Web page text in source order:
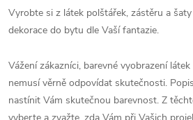
Vyrobte si z látek polštářek, zástěru a
dekorace do bytu dle Vaší fantazie.
Vážení zákazníci, barevné vyobrazení
nemusí věrně odpovídat skutečnosti.
nastínit Vám skutečnou barevnost. Z